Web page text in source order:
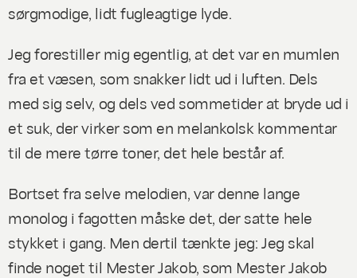
sørgmodige, lidt fugleagtige lyde.
Jeg forestiller mig egentlig, at det var en mumlen
fra et væsen, som snakker lidt ud i luften. Dels
med sig selv, og dels ved sommetider at bryde ud i
et suk, der virker som en melankolsk kommentar
til de mere tørre toner, det hele består af.
Bortset fra selve melodien, var denne lange
monolog i fagotten måske det, der satte hele
stykket i gang. Men dertil tænkte jeg: Jeg skal
finde noget til Mester Jakob, som Mester Jakob